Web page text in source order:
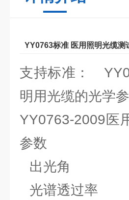
YY0763标准 医用照明光缆测
支持标准：
明用光缆的光学
YY0763-2009医
参数
出光角
光谱透过率